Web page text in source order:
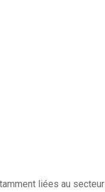
liées au secteur